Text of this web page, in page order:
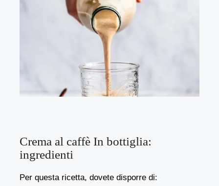
Crema al caffè In bottiglia:
ingredienti
Per questa ricetta, dovete disporre di: